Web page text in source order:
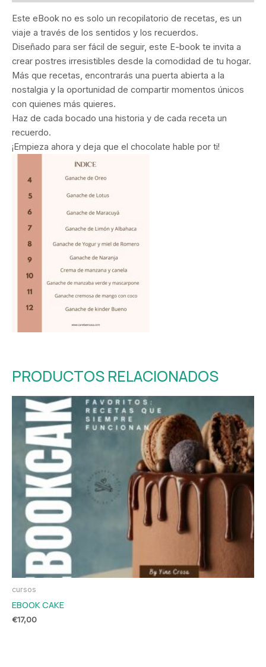
Este eBook no es solo un recopilatorio de recetas, es un
viaje a través de los sentidos y los recuerdos.
Diseñado para ser fácil de seguir, este E-book te invita a
crear postres irresistibles desde la comodidad de tu hogar.
Más que recetas, encontrarás una puerta abierta a la
nostalgia y la oportunidad de compartir momentos únicos
con quienes más quieres.
Haz de cada bocado una historia y de cada receta un
recuerdo.
¡Empieza ahora y deja que el chocolate hable por ti!
PRODUCTOS RELACIONADOS
cursos
EBOOK CAKE
€17,00